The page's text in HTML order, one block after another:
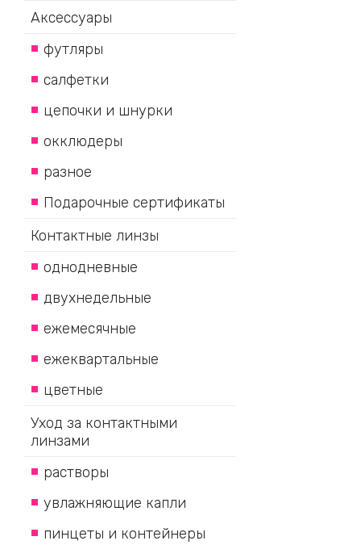
Аксессуары
футляры
салфетки
цепочки и шнурки
окклюдеры
разное
Подарочные сертификаты
Контактные линзы
однодневные
двухнедельные
ежемесячные
ежеквартальные
цветные
Уход за контактными
линзами
растворы
увлажняющие капли
пинцеты и контейнеры